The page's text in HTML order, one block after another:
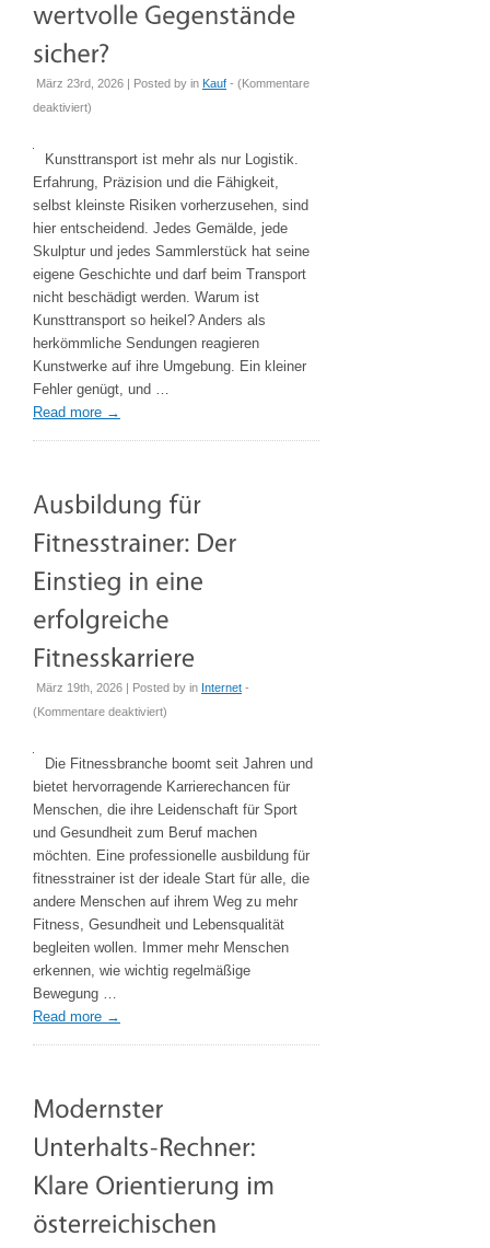
März 23rd, 2026 | Posted by in Kauf - (Kommentare
deaktiviertfür
transportiert
man
ein
Kunstwerk
wertvolle
Gegenstände
)
Kunsttransport ist mehr als nur Logistik.
Erfahrung, Präzision und die Fähigkeit,
selbst kleinste Risiken vorherzusehen, sind
hier entscheidend. Jedes Gemälde, jede
Skulptur und jedes Sammlerstück hat seine
eigene Geschichte und darf beim Transport
nicht beschädigt werden. Warum ist
Kunsttransport so heikel? Anders als
herkömmliche Sendungen reagieren
Kunstwerke auf ihre Umgebung. Ein kleiner
Fehler genügt, und …
Read more →
März 19th, 2026 | Posted by in Internet -
(Kommentare deaktiviertfür
für
Fitnesstrainer:
Der
Einstieg
eine
erfolgreiche
Fitnesskarriere
)
Die Fitnessbranche boomt seit Jahren und
bietet hervorragende Karrierechancen für
Menschen, die ihre Leidenschaft für Sport
und Gesundheit zum Beruf machen
möchten. Eine professionelle ausbildung für
fitnesstrainer ist der ideale Start für alle, die
andere Menschen auf ihrem Weg zu mehr
Fitness, Gesundheit und Lebensqualität
begleiten wollen. Immer mehr Menschen
erkennen, wie wichtig regelmäßige
Bewegung …
Read more →